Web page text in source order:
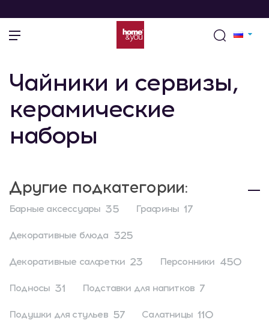
Чайники и сервизы,
керамические
наборы
Другие подкатегории:
Барные аксессуары 35 Графины 17
Декоративные блюда 325
Декоративные салфетки 23 Персонники 450
Подносы 31 Подставки для напитков 7
Подушки для стульев 57 Салатницы 110